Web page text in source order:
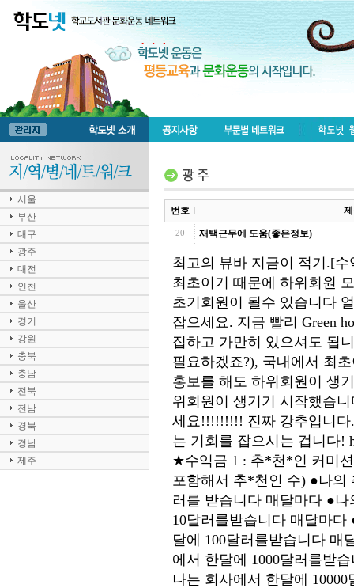
서울
부산
대구
광주
대전
인천
울산
경기
강원
충북
충남
전북
전남
경북
경남
제주
번호
20 재택근무에 도움(좋은정보)
최고의 뷰바 지금이 적기.[
최초이기 때문에 하위회원
초기회원이 될수 있습니다
잡으세요. 지금 빨리 Green
집하고 가만히 있으셔도 됩
필요하겠죠?), 국내에서 최
홍보를 해도 하위회원이 생
위회원이 생기기 시작했습
세요!!!!!!!!! 진짜 강추입니다
는 기회를 잡으시는 겁니다!
★수익금 1 : 추*천*인 커미
포함해서 추*천인 수) ●나의
러를 받습니다 매달마다 ●
10달러를받습니다 매달마
달에 100달러를받습니다 매
에서 한달에 1000달러를받
나는 회사에서 한달에